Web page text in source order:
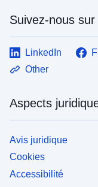
Suivez-nous sur
LinkedIn
Other
Aspects
Avis juridique
Cookies
Accessibilité